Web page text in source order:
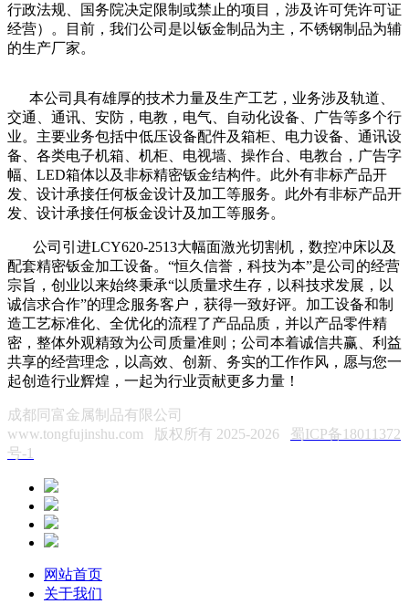
行政法规、国务院决定限制或禁止的项目，涉及许可凭许可证
经营）。目前，我们公司是以钣金制品为主，不锈钢制品为辅
的生产厂家。
本公司具有雄厚的技术力量及生产工艺，业务涉及轨道、
交通、通讯、安防，电教，电气、自动化设备、广告等多个行
业。主要业务包括中低压设备配件及箱柜、电力设备、通讯设
备、各类电子机箱、机柜、电视墙、操作台、电教台，广告字
幅、LED箱体以及非标精密钣金结构件。此外有非标产品开
发、设计承接任何板金设计及加工等服务。此外有非标产品开
发、设计承接任何板金设计及加工等服务。
公司引进LCY620-2513大幅面激光切割机，数控冲床以及
配套精密钣金加工设备。“恒久信誉，科技为本”是公司的经营
宗旨，创业以来始终秉承“以质量求生存，以科技求发展，以
诚信求合作”的理念服务客户，获得一致好评。加工设备和制
造工艺标准化、全优化的流程了产品品质，并以产品零件精
密，整体外观精致为公司质量准则；公司本着诚信共赢、利益
共享的经营理念，以高效、创新、务实的工作作风，愿与您一
起创造行业辉煌，一起为行业贡献更多力量！
成都同富金属制品有限公司
www.tongfujinshu.com 版权所有 2025-2026
蜀ICP备18011372
号-1
网站首页
关于我们